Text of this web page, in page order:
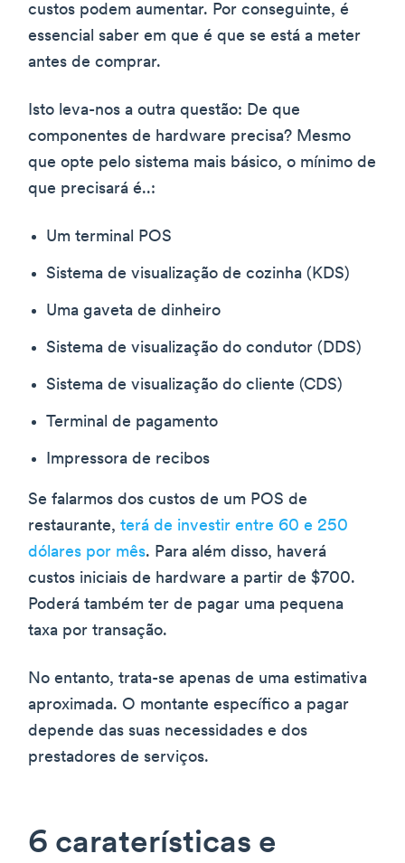
custos podem aumentar. Por conseguinte, é
essencial saber em que é que se está a meter
antes de comprar.
Isto leva-nos a outra questão: De que
componentes de hardware precisa? Mesmo
que opte pelo sistema mais básico, o mínimo de
que precisará é..:
Um terminal POS
Sistema de visualização de cozinha (KDS)
Uma gaveta de dinheiro
Sistema de visualização do condutor (DDS)
Sistema de visualização do cliente (CDS)
Terminal de pagamento
Impressora de recibos
Se falarmos dos custos de um POS de
restaurante, terá de investir entre 60 e 250
dólares por mês. Para além disso, haverá
custos iniciais de hardware a partir de $700.
Poderá também ter de pagar uma pequena
taxa por transação.
No entanto, trata-se apenas de uma estimativa
aproximada. O montante específico a pagar
depende das suas necessidades e dos
prestadores de serviços.
6 caraterísticas e